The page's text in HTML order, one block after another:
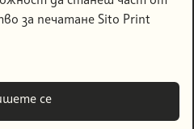
за печатане Sito Print
се